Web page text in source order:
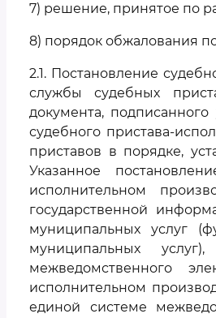
7) решение, принятое по
8) порядок обжалования
2.1. Постановление
службы судебных
документа,
судебного пристава-
приставов в порядке,
Указанное
исполнительном
государственной
муниципальных услуг
муниципальных
межведомственного
исполнительном
единой системе